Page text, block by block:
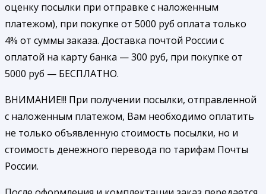
оценку посылки при отправке с наложенным
платежом), при покупке от 5000 руб оплата только
4% от суммы заказа. Доставка почтой России с
оплатой на карту банка — 300 руб, при покупке от
5000 руб — БЕСПЛАТНО.
ВНИМАНИЕ!!! При получении посылки, отправленной
с наложенным платежом, Вам необходимо оплатить
не только объявленную стоимость посылки, но и
стоимость денежного перевода по тарифам Почты
России.